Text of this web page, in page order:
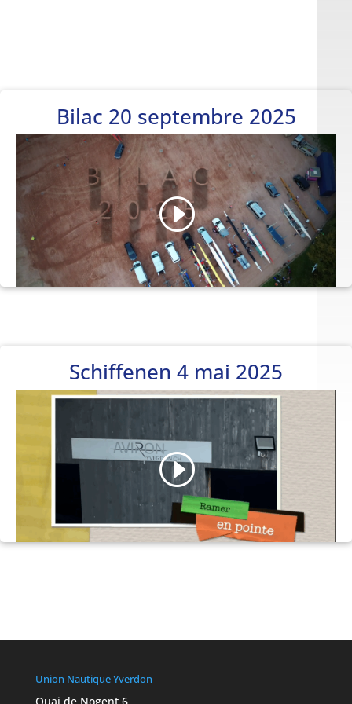
JANVI
ER
2025
Bilac 20 septembre 2025
Schiffenen 4 mai 2025
Union Nautique Yverdon
Quai de Nogent 6